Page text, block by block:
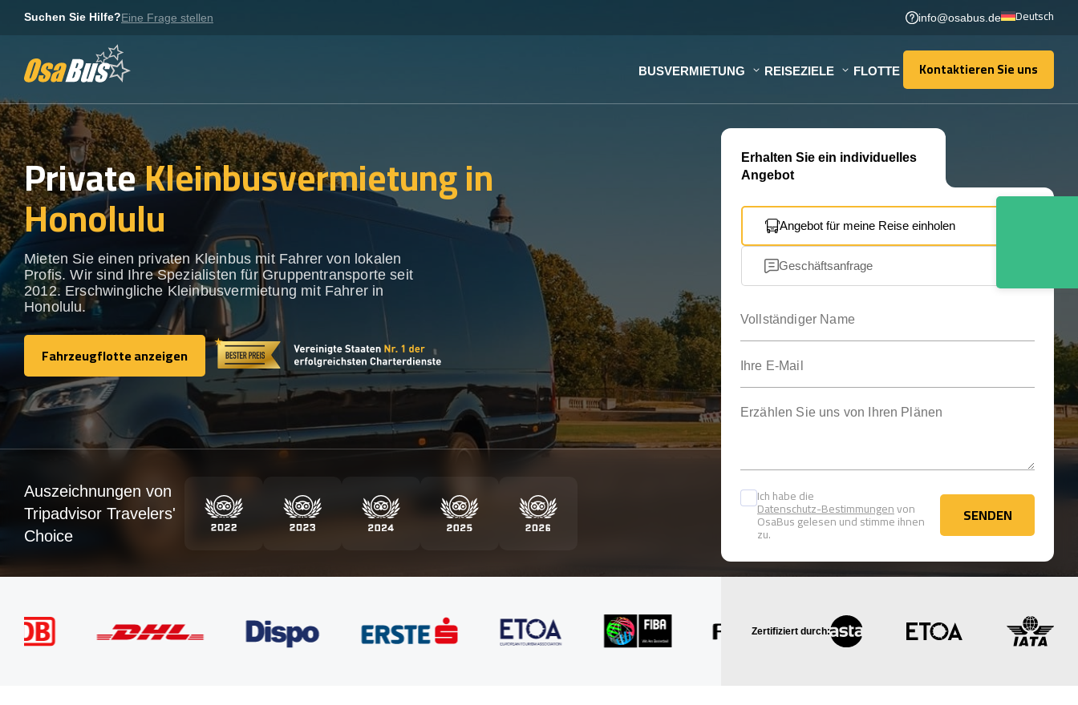
Suchen Sie Hilfe?Eine Frage stellen info@osabus.de Deutsch
BUSVERMIETUNG REISEZIELE FLOTTE Kontaktieren Sie uns
Kontaktieren Sie uns
PrivateKleinbusvermietung in
Honolulu
Mieten Sie einen privaten Kleinbus mit Fahrer von lokalen
Profis. Wir sind Ihre Spezialisten für Gruppentransporte seit
2012. Erschwingliche Kleinbusvermietung mit Fahrer in
Honolulu.
Fahrzeugflotte anzeigen
Fahrzeugflotte anzeigen
Erhalten Sie ein individuelles
Angebot
Angebot für meine Reise einholen
Geschäftsanfrage
Ich habe die
Datenschutz-Bestimmungenvon
OsaBus gelesen und stimme ihnen
zu.
SENDEN
SENDEN
Auszeichnungen von
Tripadvisor Travelers'
Choice
Zertifiziert durch: